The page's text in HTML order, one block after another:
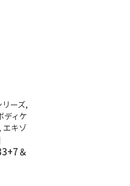
ーズ,
ディケ
エキゾ
＆